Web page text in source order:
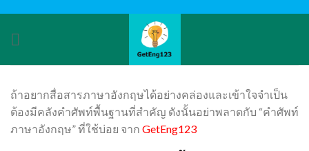
content
ถ้าอยากสื่อสารภาษาอังกฤษได้อย่างคล่องและเข้าใจจำเป็น
ต้องมีคลังคำศัพท์พื้นฐานที่สำคัญ ดังนั้นอย่าพลาดกับ “คําศัพท์
ภาษาอังกฤษ” ที่ใช้บ่อย จาก GetEng123